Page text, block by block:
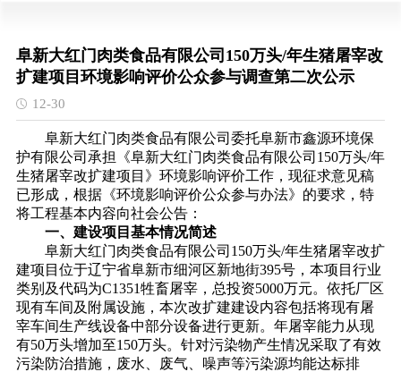
阜新大红门肉类食品有限公司150万头/年生猪屠宰改
扩建项目环境影响评价公众参与调查第二次公示
12-30
阜新大红门肉类食品有限公司委托阜新市鑫源环境保
护有限公司承担《阜新大红门肉类食品有限公司 150万头/年
生猪屠宰改扩建项目》环境影响评价工作，现征求意见稿
已形成，根据《环境影响评价公众参与办法》的要求，特
将工程基本内容向社会公告：
一、建设项目基本情况简述
阜新大红门肉类食品有限公司 150万头/年生猪屠宰改扩
建项目位于辽宁省阜新市细河区新地街395号，本项目行业
类别及代码为C1351牲畜屠宰，总投资5000万元。依托厂区
现有车间及附属设施，本次改扩建建设内容包括将现有屠
宰车间生产线设备中部分设备进行更新。年屠宰能力从现
有50万头增加至150万头。针对污染物产生情况采取了有效
污染防治措施，废水、废气、噪声等污染源均能达标排